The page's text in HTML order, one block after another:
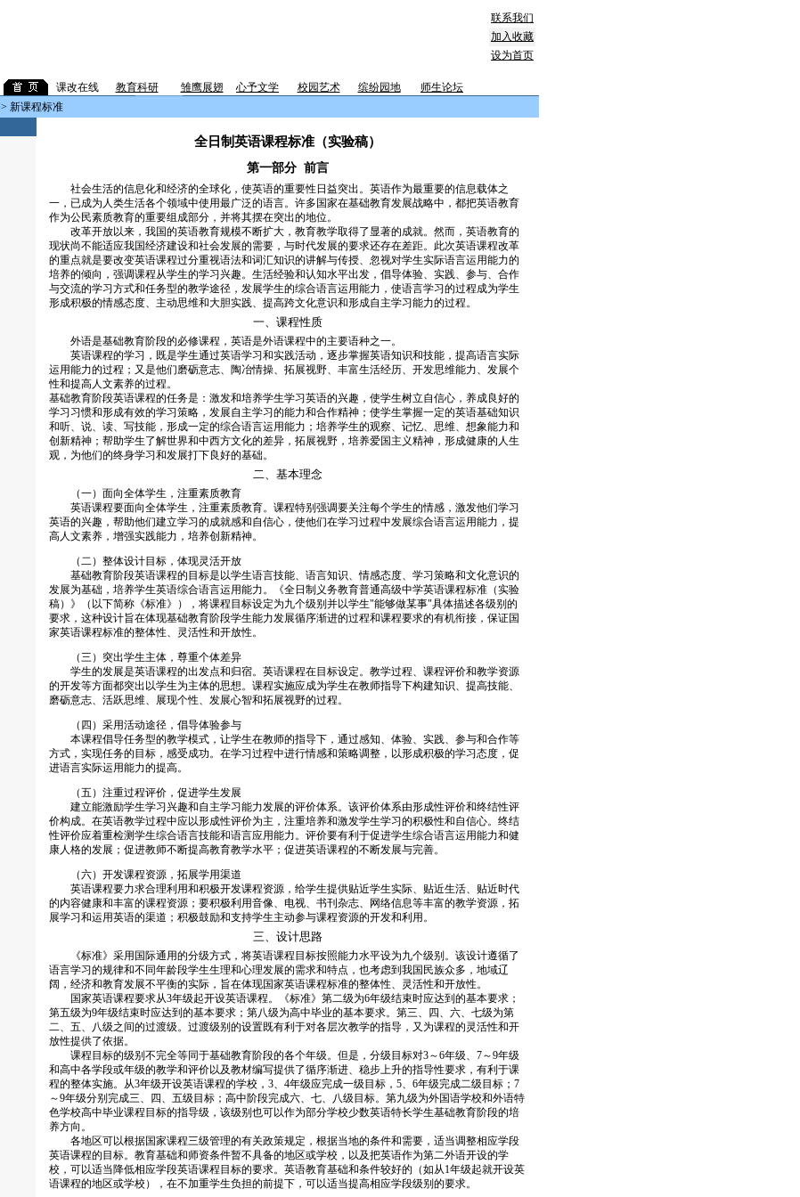
联系我们
加入收藏
设为首页
课改在线 教育科研 雏鹰展翅 心予文学 校园艺术 缤纷园地
师生论坛
> 新课程标准
全日制英语课程标准（实验稿）
第一部分 前言
社会生活的信息化和经济的全球化，使英语的重要性日益突出。英语作为最重要的信息载体之
一，已成为人类生活各个领域中使用最广泛的语言。许多国家在基础教育发展战略中，都把英语教育
作为公民素质教育的重要组成部分，并将其摆在突出的地位。
改革开放以来，我国的英语教育规模不断扩大，教育教学取得了显著的成就。然而，英语教育的
现状尚不能适应我国经济建设和社会发展的需要，与时代发展的要求还存在差距。此次英语课程改革
的重点就是要改变英语课程过分重视语法和词汇知识的讲解与传授、忽视对学生实际语言运用能力的
培养的倾向，强调课程从学生的学习兴趣。生活经验和认知水平出发，倡导体验、实践、参与、合作
与交流的学习方式和任务型的教学途径，发展学生的综合语言运用能力，使语言学习的过程成为学生
形成积极的情感态度、主动思维和大胆实践、提高跨文化意识和形成自主学习能力的过程。
一、课程性质
外语是基础教育阶段的必修课程，英语是外语课程中的主要语种之一。
英语课程的学习，既是学生通过英语学习和实践活动，逐步掌握英语知识和技能，提高语言实际
运用能力的过程；又是他们磨砺意志、陶冶情操、拓展视野、丰富生活经历、开发思维能力、发展个
性和提高人文素养的过程。
基础教育阶段英语课程的任务是：激发和培养学生学习英语的兴趣，使学生树立自信心，养成良好的
学习习惯和形成有效的学习策略，发展自主学习的能力和合作精神；使学生掌握一定的英语基础知识
和听、说、读、写技能，形成一定的综合语言运用能力；培养学生的观察、记忆、思维、想象能力和
创新精神；帮助学生了解世界和中西方文化的差异，拓展视野，培养爱国主义精神，形成健康的人生
观，为他们的终身学习和发展打下良好的基础。
二、基本理念
（一）面向全体学生，注重素质教育
英语课程要面向全体学生，注重素质教育。课程特别强调要关注每个学生的情感，激发他们学习
英语的兴趣，帮助他们建立学习的成就感和自信心，使他们在学习过程中发展综合语言运用能力，提
高人文素养，增强实践能力，培养创新精神。
（二）整体设计目标，体现灵活开放
基础教育阶段英语课程的目标是以学生语言技能、语言知识、情感态度、学习策略和文化意识的
发展为基础，培养学生英语综合语言运用能力。《全日制义务教育普通高级中学英语课程标准（实验
稿）》（以下简称《标准》），将课程目标设定为九个级别并以学生"能够做某事"具体描述各级别的
要求，这种设计旨在体现基础教育阶段学生能力发展循序渐进的过程和课程要求的有机衔接，保证国
家英语课程标准的整体性、灵活性和开放性。
（三）突出学生主体，尊重个体差异
学生的发展是英语课程的出发点和归宿。英语课程在目标设定。教学过程、课程评价和教学资源
的开发等方面都突出以学生为主体的思想。课程实施应成为学生在教师指导下构建知识、提高技能、
磨砺意志、活跃思维、展现个性、发展心智和拓展视野的过程。
（四）采用活动途径，倡导体验参与
本课程倡导任务型的教学模式，让学生在教师的指导下，通过感知、体验、实践、参与和合作等
方式，实现任务的目标，感受成功。在学习过程中进行情感和策略调整，以形成积极的学习态度，促
进语言实际运用能力的提高。
（五）注重过程评价，促进学生发展
建立能激励学生学习兴趣和自主学习能力发展的评价体系。该评价体系由形成性评价和终结性评
价构成。在英语教学过程中应以形成性评价为主，注重培养和激发学生学习的积极性和自信心。终结
性评价应着重检测学生综合语言技能和语言应用能力。评价要有利于促进学生综合语言运用能力和健
康人格的发展；促进教师不断提高教育教学水平；促进英语课程的不断发展与完善。
（六）开发课程资源，拓展学用渠道
英语课程要力求合理利用和积极开发课程资源，给学生提供贴近学生实际、贴近生活、贴近时代
的内容健康和丰富的课程资源；要积极利用音像、电视、书刊杂志、网络信息等丰富的教学资源，拓
展学习和运用英语的渠道；积极鼓励和支持学生主动参与课程资源的开发和利用。
三、设计思路
《标准》采用国际通用的分级方式，将英语课程目标按照能力水平设为九个级别。该设计遵循了
语言学习的规律和不同年龄段学生生理和心理发展的需求和特点，也考虑到我国民族众多，地域辽
阔，经济和教育发展不平衡的实际，旨在体现国家英语课程标准的整体性、灵活性和开放性。
国家英语课程要求从3年级起开设英语课程。《标准》第二级为6年级结束时应达到的基本要求；
第五级为9年级结束时应达到的基本要求；第八级为高中毕业的基本要求。第三、四、六、七级为第
二、五、八级之间的过渡级。过渡级别的设置既有利于对各层次教学的指导，又为课程的灵活性和开
放性提供了依据。
课程目标的级别不完全等同于基础教育阶段的各个年级。但是，分级目标对3～6年级、7～9年级
和高中各学段或年级的教学和评价以及教材编写提供了循序渐进、稳步上升的指导性要求，有利于课
程的整体实施。从3年级开设英语课程的学校，3、4年级应完成一级目标，5、6年级完成二级目标；7
～9年级分别完成三、四、五级目标；高中阶段完成六、七、八级目标。第九级为外国语学校和外语特
色学校高中毕业课程目标的指导级，该级别也可以作为部分学校少数英语特长学生基础教育阶段的培
养方向。
各地区可以根据国家课程三级管理的有关政策规定，根据当地的条件和需要，适当调整相应学段
英语课程的目标。教育基础和师资条件暂不具备的地区或学校，以及把英语作为第二外语开设的学
校，可以适当降低相应学段英语课程目标的要求。英语教育基础和条件较好的（如从1年级起就开设英
语课程的地区或学校），在不加重学生负担的前提下，可以适当提高相应学段级别的要求。